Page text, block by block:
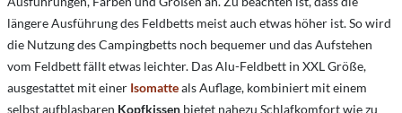
längere Ausführung des Feldbetts meist auch etwas höher ist. So wird
die Nutzung des Campingbetts noch bequemer und das Aufstehen
vom Feldbett fällt etwas leichter. Das Alu-Feldbett in XXL Größe,
ausgestattet mit einer Isomatteals Auflage, kombiniert mit einem
selbst aufblasbaren Kopfkissen bietet nahezu Schlafkomfort wie zu